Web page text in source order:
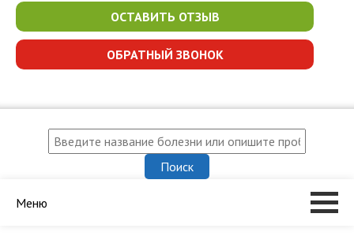
ОСТАВИТЬ ОТЗЫВ
ОБРАТНЫЙ ЗВОНОК
Меню